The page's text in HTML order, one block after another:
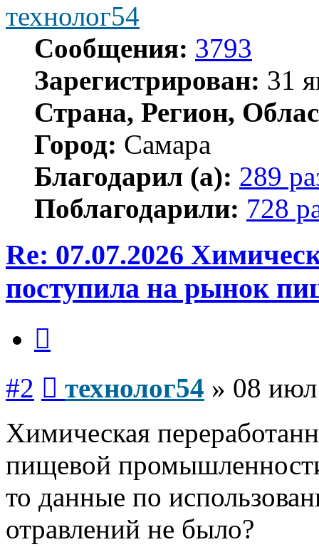
технолог54
Сообщения: 3793
Зарегистрирован: 31
Страна, Регион,
Город: Самара
Благодарил (а): 289
Поблагодарили: 728
Re: 07.07.2026
поступила на рынок
#2 технолог54 » 08
Химическая
пищевой
то данные по
отравлений не было?